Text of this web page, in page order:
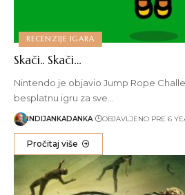
RECENZIJE IGARA
Skači.. Skači…
Nintendo je objavio Jump Rope
besplatnu igru za sve…
INDIJANKADANKA OBJAVLJENO PRE 6
Pročitaj više